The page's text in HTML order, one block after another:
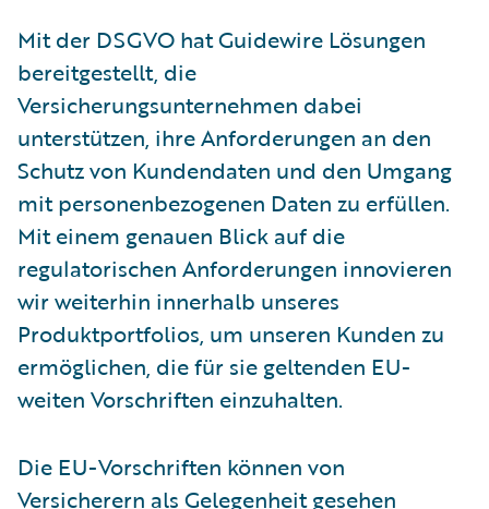
Mit der DSGVO hat Guidewire Lösungen
bereitgestellt, die
Versicherungsunternehmen dabei
unterstützen, ihre Anforderungen an den
Schutz von Kundendaten und den Umgang
mit personenbezogenen Daten zu erfüllen.
Mit einem genauen Blick auf die
regulatorischen Anforderungen innovieren
wir weiterhin innerhalb unseres
Produktportfolios, um unseren Kunden zu
ermöglichen, die für sie geltenden EU-
weiten Vorschriften einzuhalten.
Die EU-Vorschriften können von
Versicherern als Gelegenheit gesehen